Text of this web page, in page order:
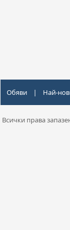
Обяви | Най-
Всички права